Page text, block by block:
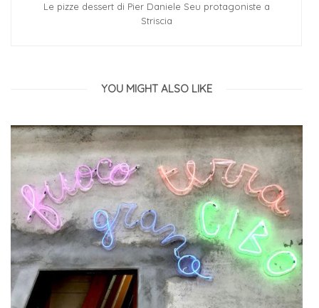
Le pizze dessert di Pier Daniele Seu protagoniste a
Striscia
YOU MIGHT ALSO LIKE